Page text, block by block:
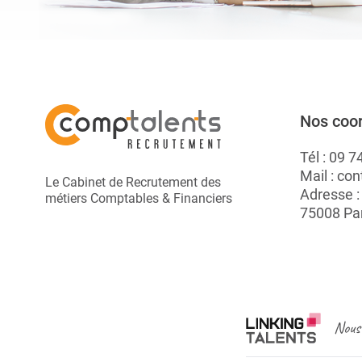
Le Cabinet de Recrutement des
métiers Comptables & Financiers
Nos
Tél : 09
Mail :
Adresse
75008